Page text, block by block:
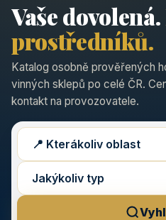
Vaše dovolená.
prostředníků.
Katalog osobně prověřených
vinných sklepů po celé ČR.
kontakt na provozovatele.